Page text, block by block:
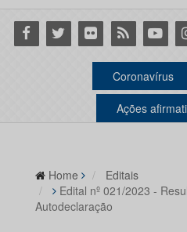
Facebook
Twitter Flickr RSS
Coronavírus
Ações
Home
Editais
Edital nº 021/2023 -
Autodeclaração